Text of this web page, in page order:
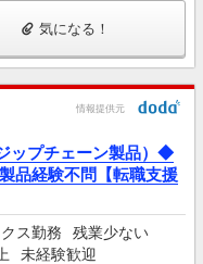
気になる！
情報提供元
ップチェーン製品）◆
品経験不問【転職支援
ス勤務
残業少ない
未経験歓迎